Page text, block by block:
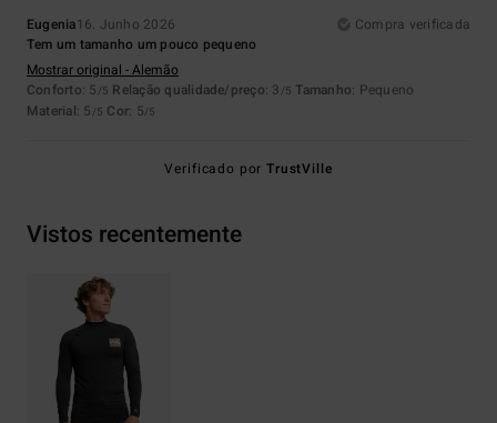
Eugenia16. Junho 2026
Compra verificada
Tem um tamanho um pouco pequeno
Mostrar original - Alemão
Conforto: 5 /5 Relação qualidade/preço: 3 /5 Tamanho: Pequeno
Material: 5 /5 Cor: 5/5
Verificado porTrustVille
Vistos recentemente